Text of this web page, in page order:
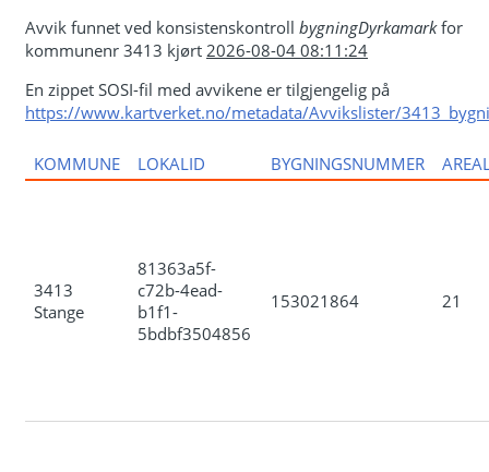
Avvik funnet ved konsistenskontroll bygningDyrkamarkfor
kommunenr 3413 kjørt 2026-08-04 08:11:24
En zippet SOSI-fil med avvikene er tilgjengelig på
https://www.kartverket.no/metadata/Avvikslister/
KOMMUNE LOKALID BYGNINGSNUMMER
3413
Stange
81363a5f-
c72b-4ead-
b1f1-
5bdbf3504856
153021864 21